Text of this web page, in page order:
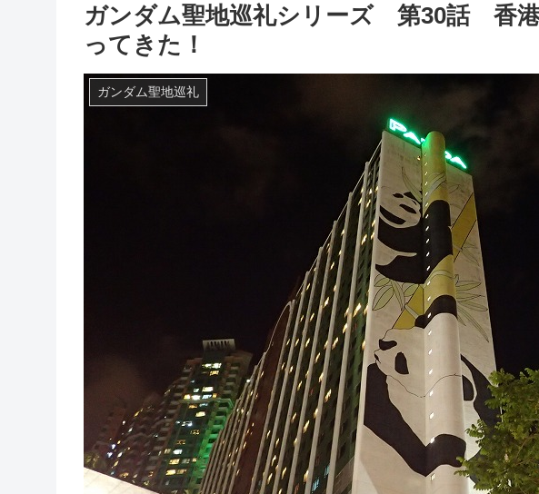
ガンダム聖地巡礼シリーズ 第30話 香
ってきた！
ガンダム聖地巡礼